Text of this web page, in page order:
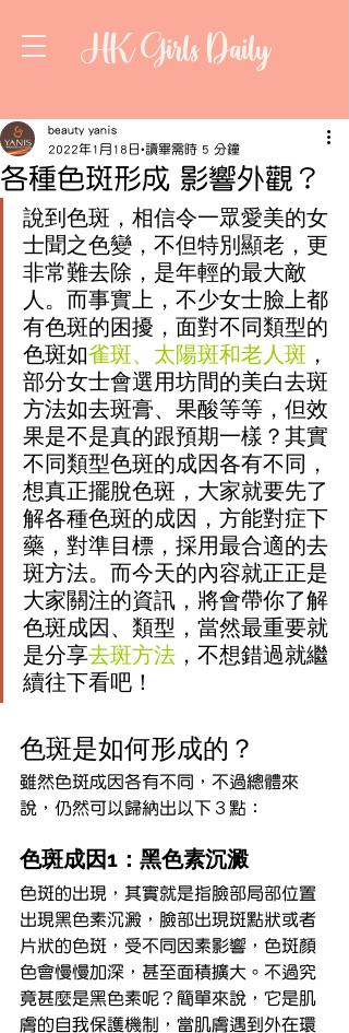
HK Girls Daily
各種色斑形成 影響外觀？
beauty yanis
2022年1月18日 讀畢需時 5 分鐘
說到色斑，相信令一眾愛美的女
士聞之色變，不但特別顯老，更
非常難去除，是年輕的最大敵
人。而事實上，不少女士臉上都
有色斑的困擾，面對不同類型的
色斑如雀斑、 太陽斑和老人斑 ，
部分女士會選用坊間的美白去斑
方法如去斑膏、果酸等等，但效
果是不是真的跟預期一樣？其實
不同類型色斑的成因各有不同，
想真正擺脫色斑，大家就要先了
解各種色斑的成因，方能對症下
藥，對準目標，採用最合適的去
斑方法。而今天的內容就正正是
大家關注的資訊，將會帶你了解
色斑成因、類型，當然最重要就
是分享去斑方法 ，不想錯過就繼
續往下看吧！
色斑是如何形成的？
雖然色斑成因各有不同，不過總體來
說，仍然可以歸納出以下３點：
色斑成因1：黑色素沉澱
色斑的出現，其實就是指臉部局部位置
出現黑色素沉澱，臉部出現斑點狀或者
片狀的色斑，受不同因素影響，色斑顏
色會慢慢加深，甚至面積擴大。不過究
竟甚麼是黑色素呢？簡單來說，它是肌
膚的自我保護機制，當肌膚遇到外在環